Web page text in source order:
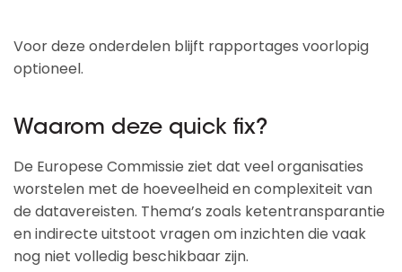
Voor deze onderdelen blijft rapportages voorlopig
optioneel.
Waarom deze quick fix?
De Europese Commissie ziet dat veel organisaties
worstelen met de hoeveelheid en complexiteit van
de datavereisten. Thema’s zoals ketentransparantie
en indirecte uitstoot vragen om inzichten die vaak
nog niet volledig beschikbaar zijn.